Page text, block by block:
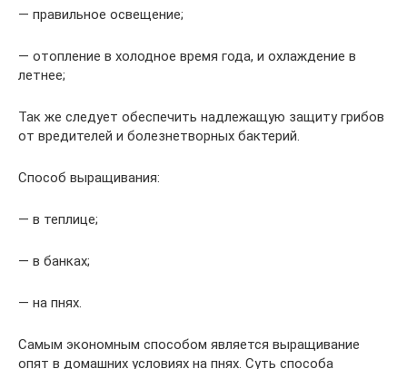
— правильное освещение;
— отопление в холодное время года, и охлаждение в
летнее;
Так же следует обеспечить надлежащую защиту грибов
от вредителей и болезнетворных бактерий.
Способ выращивания:
— в теплице;
— в банках;
— на пнях.
Самым экономным способом является выращивание
опят в домашних условиях на пнях. Суть способа